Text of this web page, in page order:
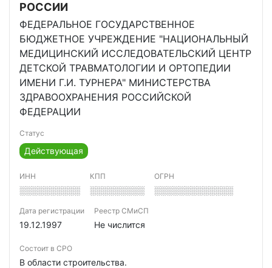
РОССИИ
ФЕДЕРАЛЬНОЕ ГОСУДАРСТВЕННОЕ
БЮДЖЕТНОЕ УЧРЕЖДЕНИЕ "НАЦИОНАЛЬНЫЙ
МЕДИЦИНСКИЙ ИССЛЕДОВАТЕЛЬСКИЙ ЦЕНТР
ДЕТСКОЙ ТРАВМАТОЛОГИИ И ОРТОПЕДИИ
ИМЕНИ Г.И. ТУРНЕРА" МИНИСТЕРСТВА
ЗДРАВООХРАНЕНИЯ РОССИЙСКОЙ
ФЕДЕРАЦИИ
Статус
Действующая
ИНН
░░░░░░░░░░
КПП
░░░░░░░░░
ОГРН
░░░░░░░░░░░░░
Дата регистрации
19.12.1997
Реестр СМиСП
Не числится
Состоит в СРО
В области строительства.